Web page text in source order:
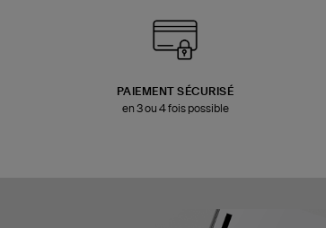
PAIEMENT SÉCURISÉ
en 3 ou 4 fois possible